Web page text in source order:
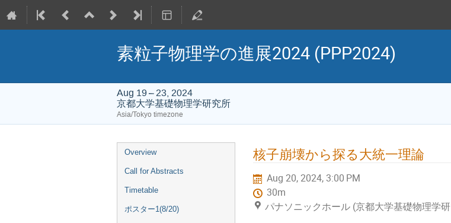
素粒子物理学の進展2024 (PPP2024)
Aug 19 – 23, 2024
京都大学基礎物理学研究所
Asia/Tokyo timezone
Event
menu
Overview
Call for Abstracts
Timetable
ポスター1(8/20)
核子崩壊から探る大統一理論
Aug 20, 2024, 3:00 PM
30m
パナソニックホール (京都大学基礎物理学